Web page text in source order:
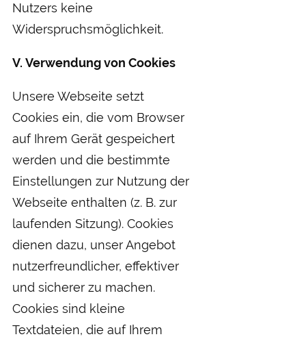
Nutzers keine
Widerspruchsmöglichkeit.
V. Verwendung von Cookies
Unsere Webseite setzt
Cookies ein, die vom Browser
auf Ihrem Gerät gespeichert
werden und die bestimmte
Einstellungen zur Nutzung der
Webseite enthalten (z. B. zur
laufenden Sitzung). Cookies
dienen dazu, unser Angebot
nutzerfreundlicher, effektiver
und sicherer zu machen.
Cookies sind kleine
Textdateien, die auf Ihrem